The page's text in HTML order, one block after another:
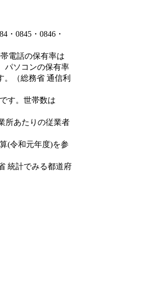
・0845・0846・
電話の保有率は
パソコンの保有率
。（総務省 通信利
す。世帯数は
所あたりの従業者
(令和元年度)を参
統計でみる都道府